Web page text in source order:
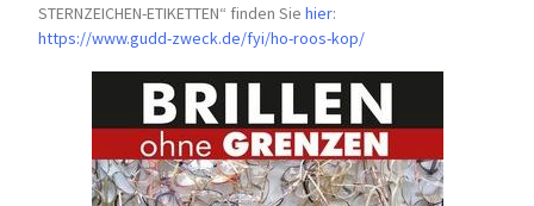
STERNZEICHEN-ETIKETTEN“ finden Siehier:
https://www.gudd-zweck.de/fyi/ho-roos-kop/